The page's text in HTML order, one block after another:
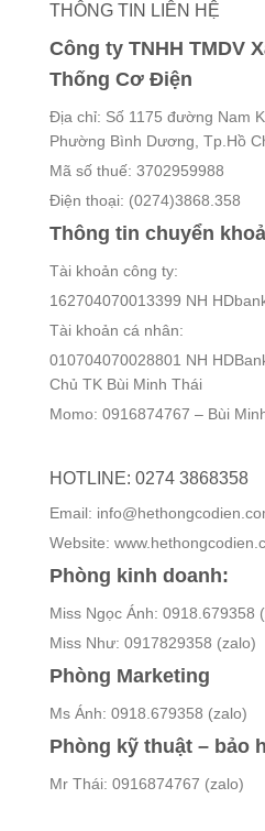
THÔNG TIN LIÊN HỆ
Công ty TNHH TMDV
Thống Cơ Điện
Địa chỉ: Số 1175 đường Nam
Phường Bình Dương, Tp.Hồ
Mã số thuế: 3702959988
Điện thoại: (0274)3868.358
Thông tin chuyển
Tài khoản công ty:
162704070013399 NH
Tài khoản cá nhân:
010704070028801 NH
Chủ TK Bùi Minh Thái
Momo: 0916874767 – Bùi
HOTLINE: 0274 3868358
Email:
Website:
Phòng kinh doanh:
Miss Ngọc Ánh: 0918.679358
Miss Như: 0917829358 (zalo)
Phòng Marketing
Ms Ánh: 0918.679358 (zalo)
Phòng kỹ thuật – bảo
Mr Thái: 0916874767 (zalo)